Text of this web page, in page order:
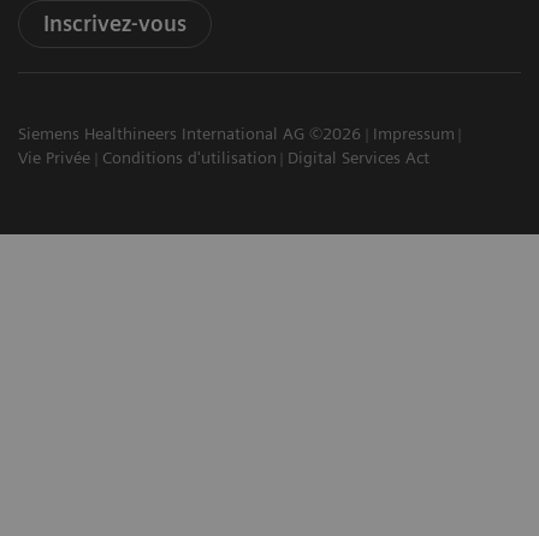
Inscrivez-vous
Siemens Healthineers International AG ©2026
Impressum
Vie Privée
Conditions d'utilisation Digital Services Act